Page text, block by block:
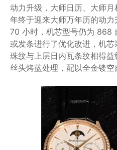
动力升级，大师日历、大师
年终于迎来大师万年历的动
70 小时，机芯型号仍为 868
或发条进行了优化改进，机
珠纹与上层日内瓦条纹相得
丝头烤蓝处理，配以全金镂空